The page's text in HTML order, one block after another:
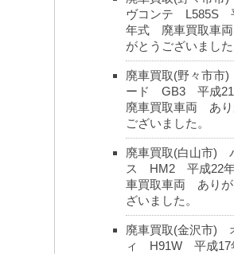
ヴコンテ L585S
年式 廃車買取車
がとうございまし
廃車買取(野々市市
ード GB3 平成
廃車買取車両 あり
ございました。
廃車買取(白山市)
ス HM2 平成22
車買取車両 ありが
ざいました。
廃車買取(金沢市)
ィ H91W 平成